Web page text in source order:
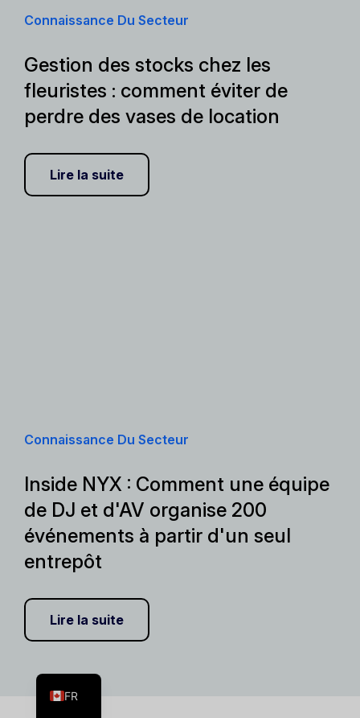
Connaissance Du Secteur
Gestion des stocks chez les
fleuristes : comment éviter de
perdre des vases de location
Lire la suite
Connaissance Du Secteur
Inside NYX : Comment une équipe
de DJ et d'AV organise 200
événements à partir d'un seul
entrepôt
Lire la suite
FR
ES